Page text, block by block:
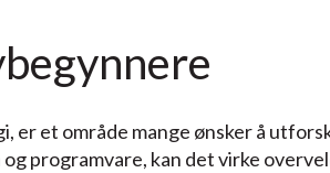
er et område mange ønsker å
programvare, kan det virke